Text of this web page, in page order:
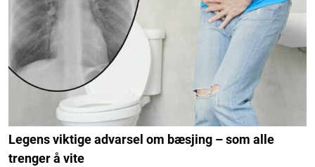
Legens viktige advarsel om bæsjing – som alle
trenger å vite